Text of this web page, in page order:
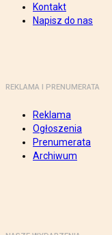
Kontakt
Napisz do nas
REKLAMA I PRENUMERATA
Reklama
Ogłoszenia
Prenumerata
Archiwum